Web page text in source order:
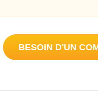
BESOIN D'UN